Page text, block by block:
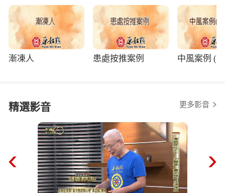
漸凍人 患處按推案例 中風案例 (
精選影音 更多影音